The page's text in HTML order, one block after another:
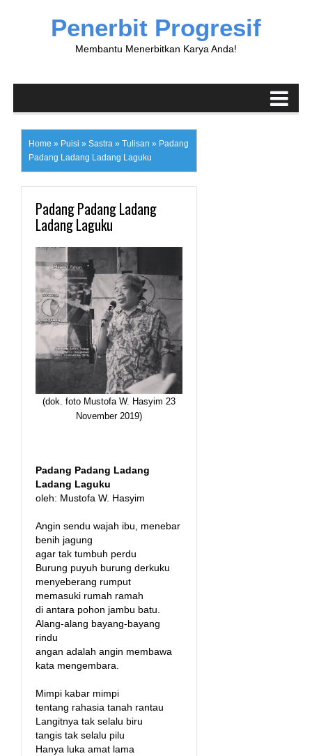
Penerbit Progresif
Membantu Menerbitkan Karya Anda!
Home » Puisi » Sastra » Tulisan » Padang
Padang Ladang Ladang Laguku
Padang Padang Ladang
Ladang Laguku
(dok. foto Mustofa W. Hasyim 23
November 2019)
Padang Padang Ladang
Ladang Laguku
oleh: Mustofa W. Hasyim
Angin sendu wajah ibu, menebar
benih jagung
agar tak tumbuh perdu
Burung puyuh burung derkuku
menyeberang rumput
memasuki rumah ramah
di antara pohon jambu batu.
Alang-alang bayang-bayang
rindu
angan adalah angin membawa
kata mengembara.
Mimpi kabar mimpi
tentang rahasia tanah rantau
Langitnya tak selalu biru
tangis tak selalu pilu
Hanya luka amat lama